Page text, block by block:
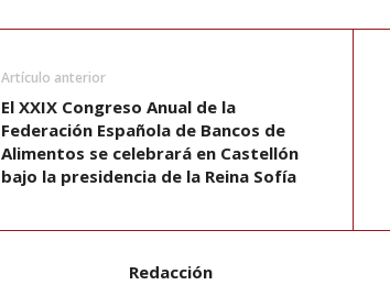
Artículo anterior
El XXIX Congreso Anual de la
Federación Española de Bancos de
Alimentos se celebrará en Castellón
bajo la presidencia de la Reina Sofía
Redacción